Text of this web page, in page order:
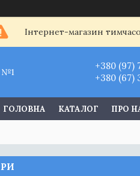
Інтернет-магазин
№1
+380 (97)
+380 (67)
ГОЛОВНА КАТАЛОГ ПРО